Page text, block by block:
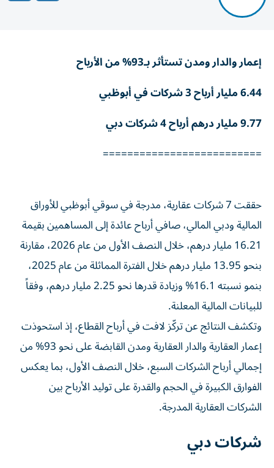
إعمار والدار ومدن تستأثر بـ93% من الأرباح
6.44 مليار أرباح 3 شركات في أبوظبي
9.77 مليار درهم أرباح 4 شركات دبي
==========================
حققت 7 شركات عقارية، مدرجة في سوقي أبوظبي للأوراق
المالية ودبي المالي، صافي أرباح عائدة إلى المساهمين بقيمة
16.21 مليار درهم، خلال النصف الأول من عام 2026، مقارنة
بنحو 13.95 مليار درهم خلال الفترة المماثلة من عام 2025،
بنمو نسبته 16.1% وزيادة قدرها نحو 2.25 مليار درهم، وفقاً
للبيانات المالية المعلنة.
وتكشف النتائج عن تركّز لافت في أرباح القطاع، إذ استحوذت
إعمار العقارية والدار العقارية ومدن القابضة على نحو 93% من
إجمالي أرباح الشركات السبع، خلال النصف الأول، بما يعكس
الفوارق الكبيرة في الحجم والقدرة على توليد الأرباح بين
الشركات العقارية المدرجة.
شركات دبي